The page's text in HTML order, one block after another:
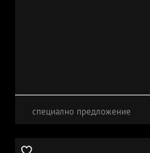
специално предложение